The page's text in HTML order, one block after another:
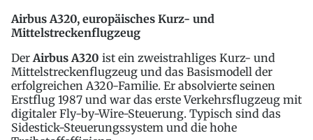
Airbus A320, europäisches Kurz- und
Mittelstreckenflugzeug
DerAirbus A320 ist ein zweistrahliges Kurz- und
Mittelstreckenflugzeug und das Basismodell der
erfolgreichen A320-Familie. Er absolvierte seinen
Erstflug 1987 und war das erste Verkehrsflugzeug mit
digitaler Fly-by-Wire-Steuerung. Typisch sind das
Sidestick-Steuerungssystem und die hohe